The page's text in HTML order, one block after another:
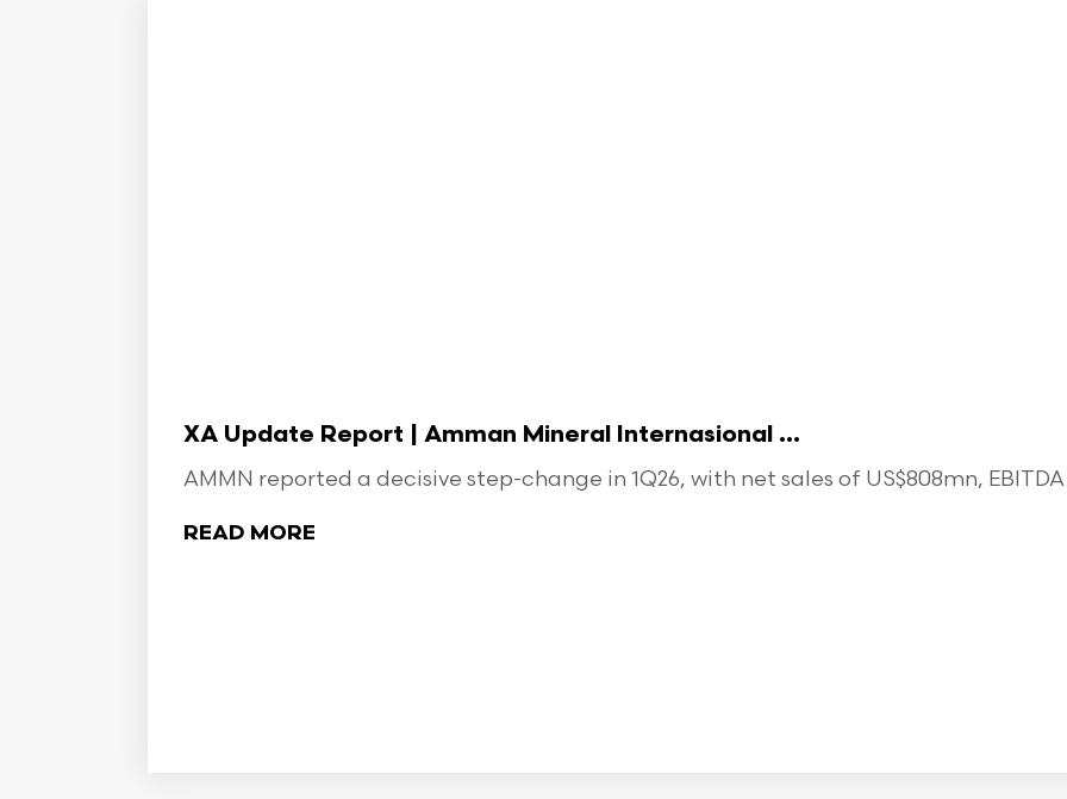
XA Update Report | Amman Mineral Internasional ...
AMMN reported a decisive step-change in 1Q26, with net sales of US$808mn, EBITDA
READ MORE